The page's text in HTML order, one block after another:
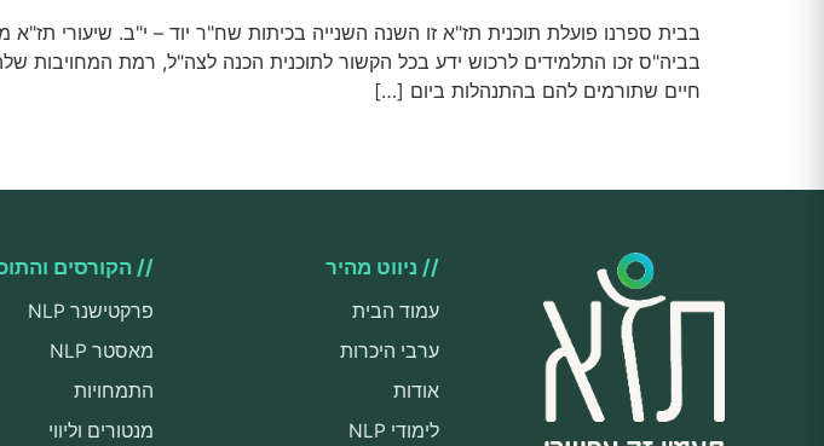
בבית ספרנו פועלת תוכנית תז"א זו השנה השנייה בכיתות שח"ר יוד – י"ב. שיעורי תז"א
בביה"ס זכו התלמידים לרכוש ידע בכל הקשור לתוכנית הכנה לצה"ל, רמת המחויבות
חיים שתורמים להם בהתנהלות ביום […]
// ניווט מהיר
עמוד הבית
ערבי היכרות
אודות
לימודי NLP
// הקורסים
פרקטישנר NLP
מאסטר NLP
התמחויות
מנטורים וליווי